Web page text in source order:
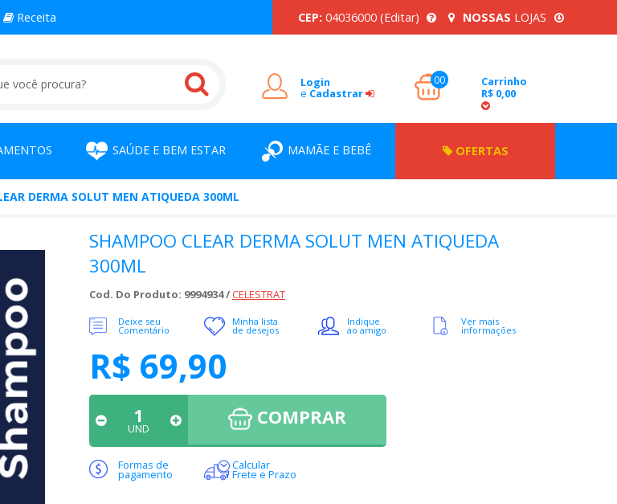
Receita CEP: 04036000 (Editar) NOSSAS LOJAS
Login
e Cadastrar
00
Carrinho
R$ 0,00
SAÚDE E BEM ESTAR MAMÃE E BEBÊ OFERTAS
DERMA SOLUT MEN ATIQUEDA 300ML
SHAMPOO CLEAR DERMA SOLUT MEN ATIQUEDA
300ML
Cod. Do Produto: 9994934 / CELESTRAT
Deixe seu
Comentário
Minha lista
de desejos
Indique
ao amigo
Ver mais
informações
R$ 69,90
UND COMPRAR
Formas de
pagamento
Calcular
Frete e Prazo